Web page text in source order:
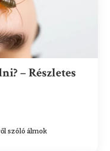
– Részletes
szóló álmok